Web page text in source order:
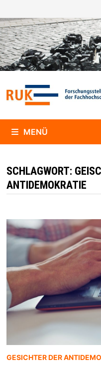
Inhalt
springen
MENÜ
SCHLAGWORT:
ANTIDEMOKRATIE
GESICHTER DER